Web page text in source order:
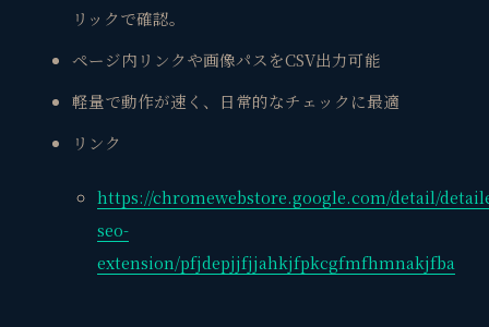
リックで確認。
ページ内リンクや画像パスをCSV出力可能
軽量で動作が速く、日常的なチェックに最適
リンク
https://chromewebstore.google.com/detail/
seo-
extension/pfjdepjjfjjahkjfpkcgfmfhmnakjfba